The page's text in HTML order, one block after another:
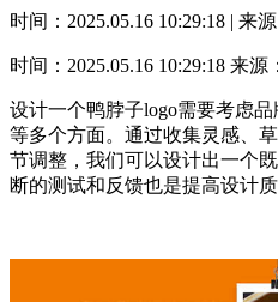
时间：2025.05.16 10:29:18 | 来
时间：2025.05.16 10:29:18 来源
设计一个鸭脖子logo需要考虑
等多个方面。通过收集灵感、
节调整，我们可以设计出一个
断的测试和反馈也是提高设计